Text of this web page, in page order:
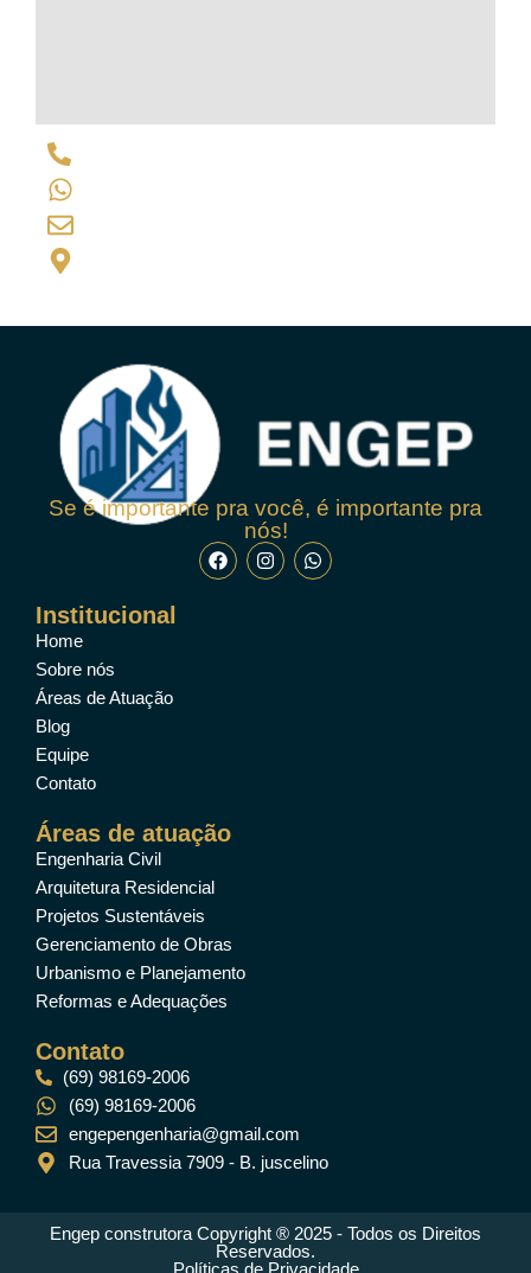
Se é importante pra você, é importante pra
nós!
Institucional
Home
Sobre nós
Áreas de Atuação
Blog
Equipe
Contato
Áreas de atuação
Engenharia Civil
Arquitetura Residencial
Projetos Sustentáveis
Gerenciamento de Obras
Urbanismo e Planejamento
Reformas e Adequações
Contato
(69) 98169-2006
(69) 98169-2006
engepengenharia@gmail.com
Rua Travessia 7909 - B. juscelino
Engep construtora Copyright ® 2025 - Todos os Direitos
Reservados.
Políticas de Privacidade